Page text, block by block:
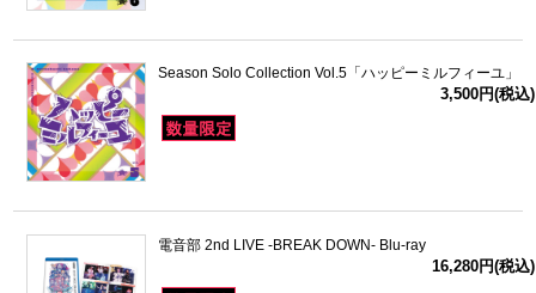
Season Solo Collection Vol.5「ハッピーミルフィーユ」
3,500円(税込)
電音部 2nd LIVE -BREAK DOWN- Blu-ray
16,280円(税込)